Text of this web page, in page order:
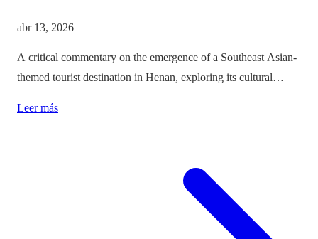
abr 13, 2026
A critical commentary on the emergence of a Southeast Asian-
themed tourist destination in Henan, exploring its cultural
Leer más